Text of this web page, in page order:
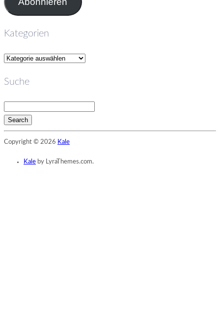
Kategorien
Kategorien
Suche
Search
Searching
is
Copyright © 2026 Kale
Kale by LyraThemes.com.